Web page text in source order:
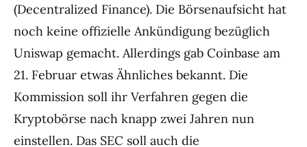
(Decentralized Finance). Die Börsenaufsicht hat
noch keine offizielle Ankündigung bezüglich
Uniswap gemacht. Allerdings gab Coinbase am
21. Februar etwas Ähnliches bekannt. Die
Kommission soll ihr Verfahren gegen die
Kryptobörse nach knapp zwei Jahren nun
einstellen. Das SEC soll auch die